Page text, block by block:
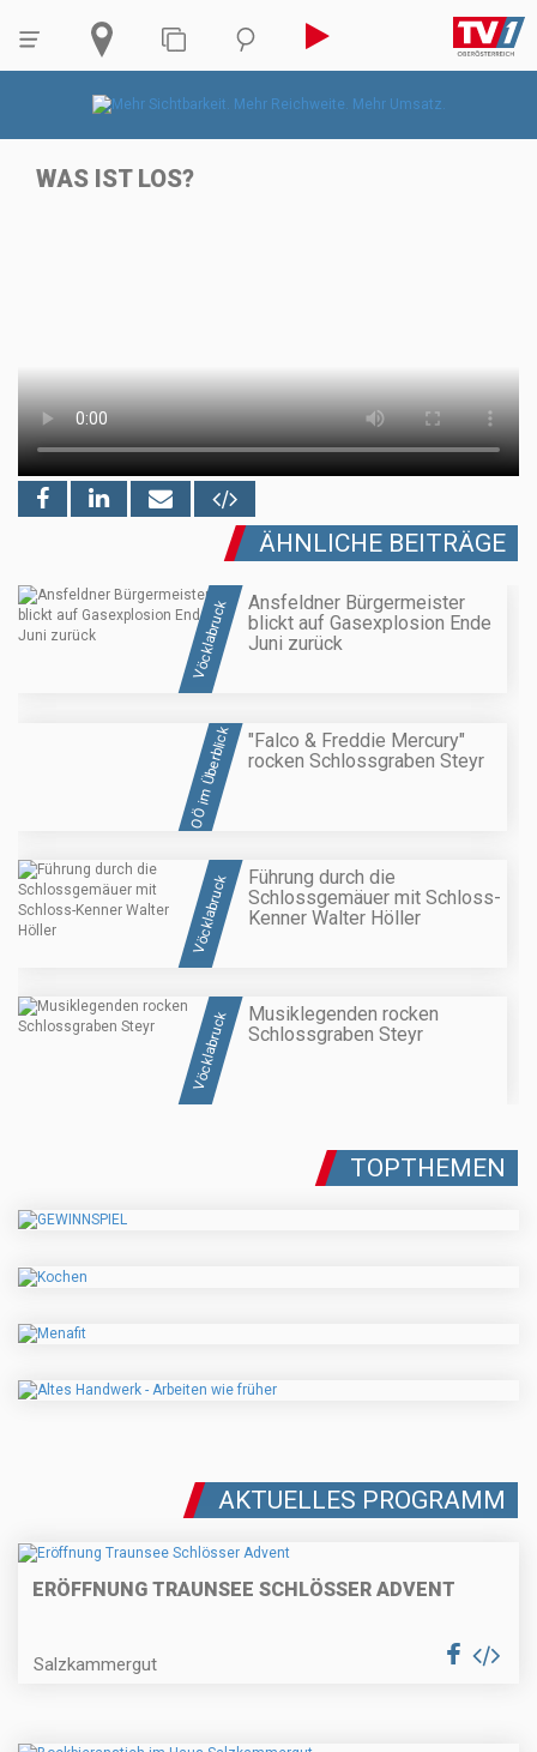
WAS IST LOS?
ÄHNLICHE BEITRÄGE
Vöcklabruck
Ansfeldner Bürgermeister
blickt auf Gasexplosion Ende
Juni zurück
OÖ im Überblick
"Falco & Freddie Mercury"
rocken Schlossgraben Steyr
Vöcklabruck
Führung durch die
Schlossgemäuer mit Schloss-
Kenner Walter Höller
Vöcklabruck
Musiklegenden rocken
Schlossgraben Steyr
TOPTHEMEN
AKTUELLES PROGRAMM
ERÖFFNUNG TRAUNSEE SCHLÖSSER ADVENT
Salzkammergut